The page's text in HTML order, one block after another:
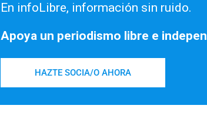
En infoLibre, información sin ruido.
Apoya un periodismo libre e
HAZTE SOCIA/O AHORA